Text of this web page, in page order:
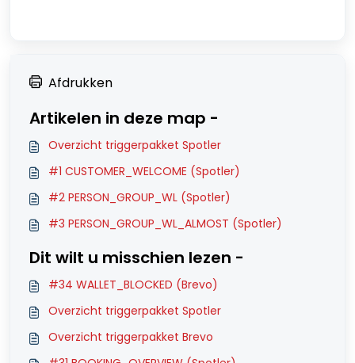
Afdrukken
Artikelen in deze map -
Overzicht triggerpakket Spotler
#1 CUSTOMER_WELCOME (Spotler)
#2 PERSON_GROUP_WL (Spotler)
#3 PERSON_GROUP_WL_ALMOST (Spotler)
Dit wilt u misschien lezen -
#34 WALLET_BLOCKED (Brevo)
Overzicht triggerpakket Spotler
Overzicht triggerpakket Brevo